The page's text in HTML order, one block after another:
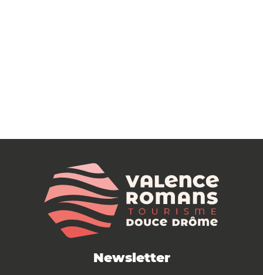
Newsletter